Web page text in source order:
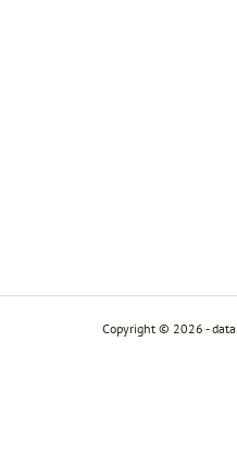
Copyright © 2026 -